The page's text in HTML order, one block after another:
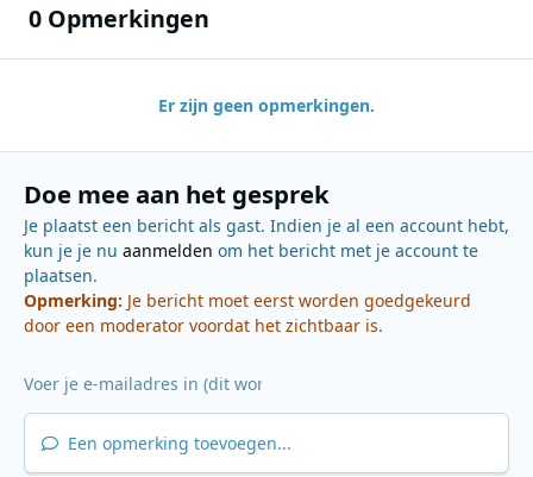
0 Opmerkingen
Er zijn geen opmerkingen.
Doe mee aan het gesprek
Je plaatst een bericht als gast. Indien je al een account hebt,
kun je je nu aanmelden om het bericht met je account te
plaatsen.
Opmerking: Je bericht moet eerst worden goedgekeurd
door een moderator voordat het zichtbaar is.
Een opmerking toevoegen...